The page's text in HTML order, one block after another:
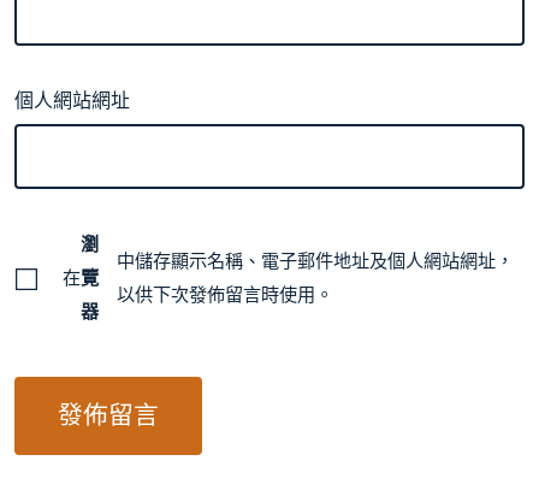
個人網站網址
在
瀏
覽
器
中儲存顯示名稱、電子郵件地址及個人網站網址，
以供下次發佈留言時使用。